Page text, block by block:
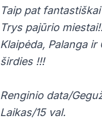
Taip pat
Trys pajūrio
Klaipėda, Palanga
širdies !!!
Renginio data/
Laikas/15 val.